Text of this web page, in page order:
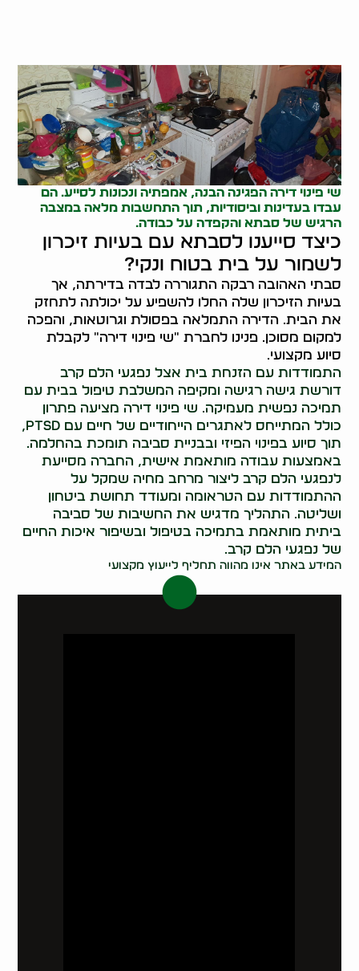
שי פינוי דירה הפגינה הבנה, אמפתיה ונכונות לסייע. הם
עבדו בעדינות וביסודיות, תוך התחשבות מלאה במצבה
הרגיש של סבתא והקפדה על כבודה.
כיצד סייענו לסבתא עם בעיות זיכרון
לשמור על בית בטוח ונקי?
סבתי האהובה רבקה התגוררה לבדה בדירתה, אך
בעיות הזיכרון שלה החלו להשפיע על יכולתה לתחזק
את הבית. הדירה התמלאה בפסולת וגרוטאות, והפכה
למקום מסוכן. פנינו לחברת "שי פינוי דירה" לקבלת
סיוע מקצועי.
התמודדות עם הזנחת בית אצל נפגעי הלם קרב
דורשת גישה רגישה ומקיפה המשלבת טיפול בבית עם
תמיכה נפשית מעמיקה. שי פינוי דירה מציעה פתרון
כולל המתייחס לאתגרים הייחודיים של חיים עם PTSD,
תוך סיוע בפינוי הפיזי ובבניית סביבה תומכת בהחלמה.
באמצעות עבודה מותאמת אישית, החברה מסייעת
לנפגעי הלם קרב ליצור מרחב מחיה שמקל על
ההתמודדות עם הטראומה ומעודד תחושת ביטחון
ושליטה. התהליך מדגיש את החשיבות של סביבה
ביתית מותאמת בתמיכה בטיפול ובשיפור איכות החיים
של נפגעי הלם קרב.
המידע באתר אינו מהווה תחליף לייעוץ מקצועי